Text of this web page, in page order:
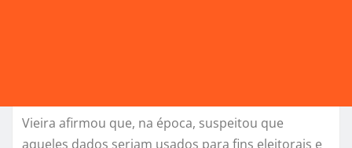
Vieira afirmou que, na época, suspeitou que
aqueles dados seriam usados para fins eleitorais e